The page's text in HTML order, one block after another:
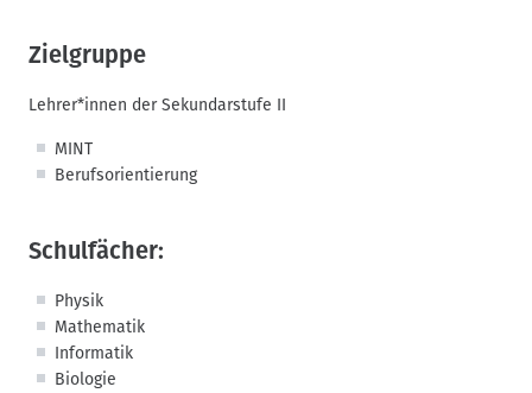
Zielgruppe
Lehrer*innen der Sekundarstufe II
MINT
Berufsorientierung
Schulfächer:
Physik
Mathematik
Informatik
Biologie